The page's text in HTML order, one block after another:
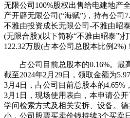
无限公司100%股权出售给电建地产
产开辟无限公司(“海赋”)，持有公司
不雅由投资成长无限公司-不雅由昭
(无限合股)(以下简称“不雅由昭泰”)
122.32万股(占本公司总股本比例2%)！
占公司目前总股本的0.16%。最高
截至2024年2月29日，领取金额为
3月4日，占公司目前总股本的4.65%
3月1日，现场使用表白，本申请公
学问检索方式及相关安拆、设备。
小，公司股票买卖价钱持续3个买卖